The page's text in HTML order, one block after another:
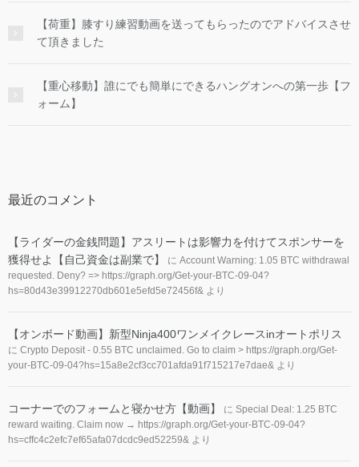
【荷重】膝すり練習動画を送ってもらったのでアドバイスさせ
て頂きました
【重心移動】誰にでも簡単にできるハングオンへの第一歩【フ
ォーム】
最近のコメント
【ライダーの金銭問題】アスリートは影響力を付けてスポンサーを
獲得せよ【自己資金は副業で】
に Account Warning: 1.05 BTC withdrawal
requested. Deny? => https://graph.org/Get-your-BTC-09-04?
hs=80d43e39912270db601e5efd5e72456f& より
【オンボード動画】新型Ninja400ワンメイクレースinオートポリス
に Crypto Deposit - 0.55 BTC unclaimed. Go to claim > https://graph.org/Get-
your-BTC-09-04?hs=15a8e2cf3cc701afda91f715217e7dae& より
コーナーでのフォームと寝かせ方【動画】 に Special Deal: 1.25 BTC
reward waiting. Claim now → https://graph.org/Get-your-BTC-09-04?
hs=cffc4c2efc7ef65afa07dcdc9ed52259& より